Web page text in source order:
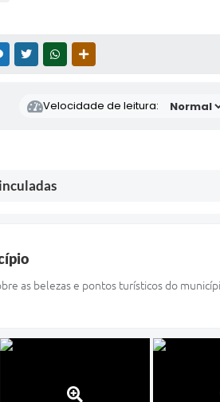
MESSENGER
TWITTERWHATSAPP
Velocidade de leitura:
as belezas e pontos turísticos do